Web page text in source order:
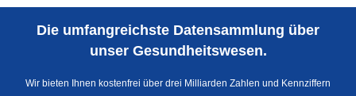
Sprachumschaltung
Die umfangreichste Datensammlung über
unser Gesundheitswesen.
Wir bieten Ihnen kostenfrei über drei Milliarden Zahlen und Kennziffern